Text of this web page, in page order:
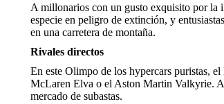
A millonarios con un gusto exquisito por la
especie en peligro de extinción, y
en una carretera de montaña.
Rivales directos
En este Olimpo de los hypercars puristas,
McLaren Elva o el Aston Martin Valkyrie.
mercado de subastas.